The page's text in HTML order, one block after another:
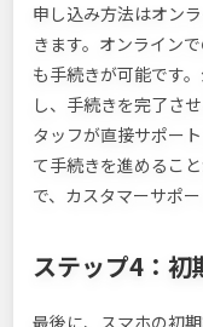
申し込み方法はオン
きます。オンライン
も手続きが可能です
し、手続きを完了さ
タッフが直接サポー
て手続きを進めるこ
で、カスタマーサポ
ステップ4：初
最後に、スマホの初